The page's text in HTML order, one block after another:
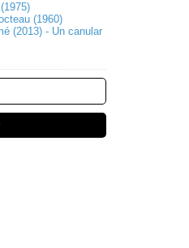
(1960)
(2013) - Un canular